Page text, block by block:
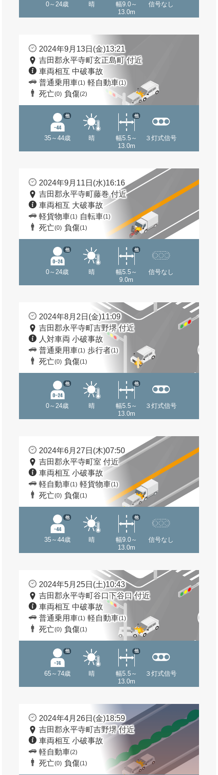
0～24歳 晴
幅9.0～
13.0m
信号なし
2024年9月13日(金)13:21
吉田郡永平寺町玄正島町 付近
車両相互 中破事故
普通乗用車(1) 軽自動車(1)
死亡(0) 負傷(2)
35～44歳
他
晴
幅5.5～
13.0m
他
３灯式信号
2024年9月11日(水)16:16
吉田郡永平寺町藤巻 付近
車両相互 大破事故
軽貨物車(1) 自転車(1)
死亡(0) 負傷(1)
0～24歳
他
晴
幅5.5～
9.0m
他
信号なし
2024年8月2日(金)11:09
吉田郡永平寺町吉野堺 付近
人対車両 小破事故
普通乗用車(1) 歩行者(1)
死亡(0) 負傷(1)
0～24歳
他
晴
幅5.5～
13.0m
他
３灯式信号
2024年6月27日(木)07:50
吉田郡永平寺町室 付近
車両相互 小破事故
軽自動車(1) 軽貨物車(1)
死亡(0) 負傷(1)
35～44歳
他
晴
幅9.0～
13.0m
他
信号なし
2024年5月25日(土)10:43
吉田郡永平寺町谷口下谷口 付近
車両相互 中破事故
普通乗用車(1) 軽自動車(1)
死亡(0) 負傷(1)
65～74歳
他
晴
幅5.5～
13.0m
他
３灯式信号
2024年4月26日(金)18:59
吉田郡永平寺町吉野堺 付近
車両相互 小破事故
軽自動車(2)
死亡(0) 負傷(1)